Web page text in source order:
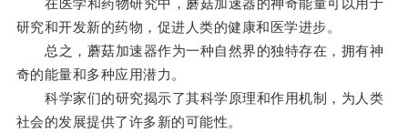
在医学和药物研究中，蘑菇加速器的神奇能量可以用于
研究和开发新的药物，促进人类的健康和医学进步。
总之，蘑菇加速器作为一种自然界的独特存在，拥有神
奇的能量和多种应用潜力。
科学家们的研究揭示了其科学原理和作用机制，为人类
社会的发展提供了许多新的可能性。